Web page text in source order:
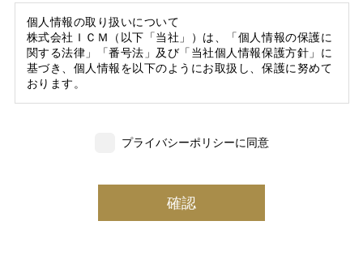
個人情報の取り扱いについて
株式会社ＩＣＭ（以下「当社」）は、「個人情報の保護に
関する法律」「番号法」及び「当社個人情報保護方針」に
基づき、個人情報を以下のようにお取扱し、保護に努めて
おります。
いただいた個人情報の一部を個人データとして保有
(3) 当社は、当社で就業する社員及び社員の扶養親族、及
び当社が支払調書等を作成する継続的契約関係のある個人
プライバシーポリシーに同意